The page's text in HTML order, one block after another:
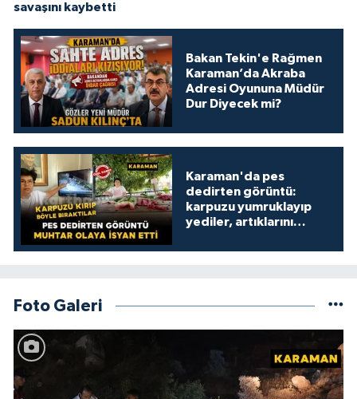
savaşını kaybetti
Bakan Tekin'e Rağmen
Karaman’da Akraba
Adresi Oyununa Müdür
Dur Diyecek mi?
Karaman'da pes
dedirten görüntü:
karpuzu yumruklayıp
yediler, artıklarını
Foto Galeri